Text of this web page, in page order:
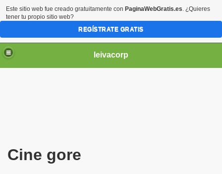
leivacorp
Cine gore
Este sitio web fue creado gratuitamente con PaginaWebGratis.es. ¿Quieres
tener tu propio sitio web?
REGÍSTRATE GRATIS